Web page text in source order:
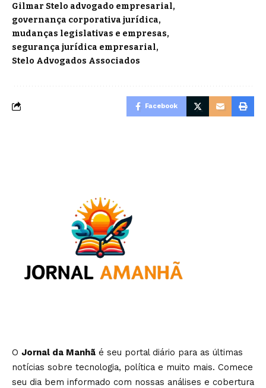
Gilmar Stelo advogado empresarial
governança corporativa jurídica
mudanças legislativas e empresas
segurança jurídica empresarial
Stelo Advogados Associados
Facebook
O Jornal da Manhã é seu portal diário para as últimas
notícias sobre tecnologia, política e muito mais. Comece
seu dia bem informado com nossas análises e cobertura